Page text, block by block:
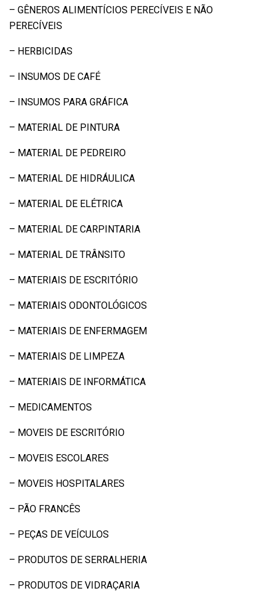
– GÊNEROS ALIMENTÍCIOS PERECÍVEIS E NÃO
PERECÍVEIS
– HERBICIDAS
– INSUMOS DE CAFÉ
– INSUMOS PARA GRÁFICA
– MATERIAL DE PINTURA
– MATERIAL DE PEDREIRO
– MATERIAL DE HIDRÁULICA
– MATERIAL DE ELÉTRICA
– MATERIAL DE CARPINTARIA
– MATERIAL DE TRÂNSITO
– MATERIAIS DE ESCRITÓRIO
– MATERIAIS ODONTOLÓGICOS
– MATERIAIS DE ENFERMAGEM
– MATERIAIS DE LIMPEZA
– MATERIAIS DE INFORMÁTICA
– MEDICAMENTOS
– MOVEIS DE ESCRITÓRIO
– MOVEIS ESCOLARES
– MOVEIS HOSPITALARES
– PÃO FRANCÊS
– PEÇAS DE VEÍCULOS
– PRODUTOS DE SERRALHERIA
– PRODUTOS DE VIDRAÇARIA